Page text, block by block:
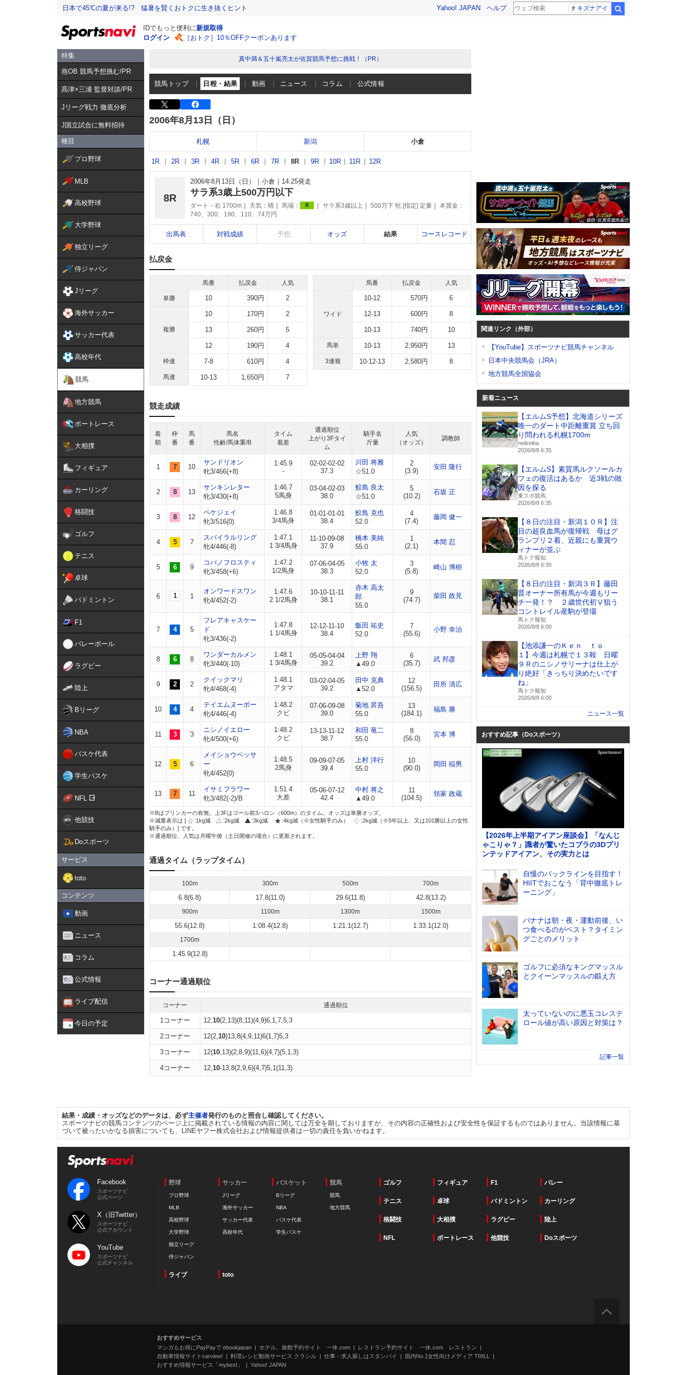
日本で45℃の夏が来る!? 猛暑を賢くおトクに生き抜くヒント Yahoo! JAPAN ヘルプ キズナアイ
IDでもっと便利に新規取得
ログイン
［おトク］10％OFFクーポンあります
特集
燕OB 競馬予想挑む/PR
髙津×三浦 監督対談/PR
Jリーグ戦力 徹底分析
J国立試合に無料招待
種目
プロ野球
MLB
高校野球
大学野球
独立リーグ
侍ジャパン
Jリーグ
海外サッカー
サッカー代表
高校年代
競馬
地方競馬
ボートレース
大相撲
フィギュア
カーリング
格闘技
ゴルフ
テニス
卓球
バドミントン
F1
バレーボール
ラグビー
陸上
Bリーグ
NBA
バスケ代表
学生バスケ
NFL
他競技
Doスポーツ
サービス
toto
コンテンツ
動画
ニュース
コラム
公式情報
ライブ配信
今日の予定
真中満＆五十嵐亮太が佐賀競馬予想に挑戦！（PR）
競馬トップ 日程・結果 動画 ニュース コラム 公式情報
2006年8月13日（日）
札幌 新潟 小倉
1R 2R 3R 4R 5R 6R 7R 8R 9R 10R 11R 12R
8R
2006年8月13日（日） 小倉 14:25発走
サラ系3歳上500万円以下
ダート・右 1700m 天気： 晴 馬場： 良 サラ系3歳以上 500万下 牝 [指定] 定量
本賞金：
740、300、190、110、74万円
出馬表 対戦成績 予想 オッズ 結果 コースレコード
払戻金
馬番 払戻金 人気
単勝 10 390円 2
複勝
10 170円 2
13 260円 5
12 190円 4
枠連 7-8 610円 4
馬連 10-13 1,650円 7
馬番 払戻金 人気
ワイド
10-12 570円 6
12-13 600円 8
10-13 740円 10
馬単 10-13 2,950円 13
3連複 10-12-13 2,580円 8
競走成績
着
順
枠
番
馬
番
馬名
性齢/馬体重/B
タイム
着差
通過順位
上がり3Fタイ
ム
騎手名
斤量
人気
（オッズ）
調教師
1 7 10
サンドリオン
牝3/466(+8)
1:45.9
-
02-02-02-02
37.3
川田 将雅
☆51.0
2
(3.9)
安田 隆行
2 8 13
サンキンレター
牝3/430(+8)
1:46.7
5馬身
03-04-02-03
38.0
鮫島 良太
☆51.0
5
(10.2)
石坂 正
3 8 12
ペケジェイ
牝3/516(0)
1:46.8
3/4馬身
01-01-01-01
38.4
鮫島 克也
52.0
4
(7.4)
藤岡 健一
4 5 7
スパイラルリング
牝4/446(-8)
1:47.1
1 3/4馬身
11-10-09-08
37.9
橋本 美純
55.0
1
(2.1)
本間 忍
5 6 9
コパノフロスティ
牝3/458(+6)
1:47.2
1/2馬身
07-06-04-05
38.3
小牧 太
52.0
3
(5.8)
崎山 博樹
6 1 1
オンワードスワン
牝4/452(-2)
1:47.6
2 1/2馬身
10-10-11-11
38.1
赤木 高太
郎
55.0
9
(74.7)
柴田 政見
7 4 5
フレアキャスケー
ド
牝3/436(-2)
1:47.8
1 1/4馬身
12-12-11-10
38.4
飯田 祐史
52.0
7
(55.6)
小野 幸治
8 6 8
ワンダーカルメン
牝3/440(-10)
1:48.1
1 3/4馬身
05-05-04-04
39.2
上野 翔
▲49.0
6
(35.7)
武 邦彦
9 2 2
クイックマリ
牝4/468(-4)
1:48.1
アタマ
03-02-04-05
39.2
田中 克典
▲52.0
12
(156.5)
田所 清広
10 4 4
テイエムヌーボー
牝4/446(-4)
1:48.2
クビ
07-06-09-08
39.0
菊地 昇吾
55.0
13
(184.1)
福島 勝
11 3 3
ニシノイエロー
牝4/500(+6)
1:48.2
クビ
13-13-11-12
38.7
和田 竜二
55.0
8
(56.0)
宮本 博
12 5 6
メイショウベッサ
ー
牝4/452(0)
1:48.5
2馬身
09-09-07-05
39.4
上村 洋行
55.0
10
(90.0)
岡田 稲男
13 7 11
イサミフラワー
牝3/482(-2)/B
1:51.4
大差
05-06-07-12
42.4
中村 将之
▲49.0
11
(104.5)
領家 政蔵
※Bはブリンカーの有無。上3Fはゴール前3ハロン（600m）のタイム。オッズは単勝オッズ。
※減量表示は [
:1kg減 :2kg減 :3kg減 :4kg減（※女性騎手のみ）
:2kg減（※5年以上、又は101勝以上の女性
騎手のみ）] です。
※通過順位、人気は月曜午後（土日開催の場合）に更新されます。
通過タイム（ラップタイム）
100m 300m 500m 700m
6.8(6.8) 17.8(11.0) 29.6(11.8) 42.8(13.2)
900m 1100m 1300m 1500m
55.6(12.8) 1:08.4(12.8) 1:21.1(12.7) 1:33.1(12.0)
1700m
1:45.9(12.8)
コーナー通過順位
コーナー 通過順位
1コーナー 12,10(2,13)(8,11)(4,9)6,1,7,5,3
2コーナー 12(2,10)13,8(4,9,11)6(1,7)5,3
3コーナー 12(10,13)(2,8,9)(11,6)(4,7)(5,1,3)
4コーナー 12,10-13,8(2,9,6)(4,7)5,1(11,3)
関連リンク（外部）
【YouTube】スポーツナビ競馬チャンネル
日本中央競馬会（JRA）
地方競馬全国協会
新着ニュース
【エルムS予想】北海道シリーズ
唯一のダート中距離重賞 立ち回
り問われる札幌1700m
netkeiba
2026/8/8 6:35
【エルムS】素質馬ルクソールカ
フェの復活はあるか 近3戦の敗
因を探る
東スポ競馬
2026/8/8 6:35
【８日の注目・新潟１０Ｒ】注
目の超良血馬が復帰戦 母はグ
ランプリ２着、近親にも重賞ウ
ィナーが並ぶ
馬トク報知
2026/8/8 6:30
【８日の注目・新潟３Ｒ】藤田
晋オーナー所有馬が今週もリー
チ一発！？ ２歳世代初Ⅴ狙う
コントレイル産駒が登場
馬トク報知
2026/8/8 6:00
【池添謙一のＫｅｎ ｔｏ
１】今週は札幌で１３鞍 日曜
９Ｒのニシノサリーナは仕上が
り絶好「きっちり決めたいです
ね」
馬トク報知
2026/8/8 6:00
ニュース一覧
おすすめ記事（Doスポーツ）
【2026年上半期アイアン座談会】「なんじ
ゃこりゃ？」識者が驚いたコブラの3Dプリ
ンテッドアイアン、その実力とは
自慢のバックラインを目指す！
HIITでおこなう「背中徹底トレ
ーニング」
バナナは朝・夜・運動前後、い
つ食べるのがベスト？タイミン
グごとのメリット
ゴルフに必須なキングマッスル
とクイーンマッスルの鍛え方
太っていないのに悪玉コレステ
ロール値が高い原因と対策は？
記事一覧
結果・成績・オッズなどのデータは、必ず主催者発行のものと照合し確認してください。
スポーツナビの競馬コンテンツのページ上に掲載されている情報の内容に関しては万全を期しておりますが、その内容の正確性および安全性を保証するものではありません。当該情報に基
づいて被ったいかなる損害についても、LINEヤフー株式会社および情報提供者は一切の責任を負いかねます。
Facebook
スポーツナビ
公式ページ
X（旧Twitter）
スポーツナビ
公式アカウント
YouTube
スポーツナビ
公式チャンネル
野球
プロ野球
MLB
高校野球
大学野球
独立リーグ
侍ジャパン
サッカー
Jリーグ
海外サッカー
サッカー代表
高校年代
バスケット
Bリーグ
NBA
バスケ代表
学生バスケ
競馬
競馬
地方競馬
ゴルフ フィギュア F1 バレー
テニス 卓球 バドミントン カーリング
格闘技 大相撲 ラグビー 陸上
NFL ボートレース 他競技 Doスポーツ
ライブ toto
おすすめサービス
マンガもお得にPayPayで ebookjapan
ホテル、旅館予約サイト 一休.com
レストラン予約サイト 一休.com レストラン
自動車情報サイトcarview!
料理レシピ動画サービス クラシル 仕事・求人探しはスタンバイ
国内No.1女性向けメディア TRILL
おすすめ情報サービス「mybest」
Yahoo! JAPAN